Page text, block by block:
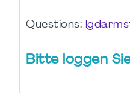
Questions:
Bitte loggen